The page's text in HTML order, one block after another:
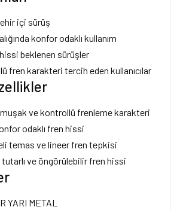
içi sürüş
konfor odaklı kullanım
beklenen sürüşler
fren karakteri tercih eden kullanıcılar
ve kontrollü frenleme karakteri
odaklı fren hissi
temas ve lineer fren tepkisi
ve öngörülebilir fren hissi
YARI METAL